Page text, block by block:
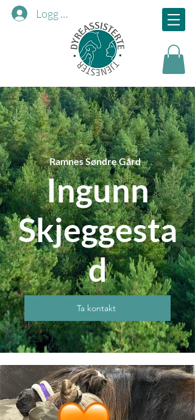
Logg inn
Ramnes Søndre Gård
Ingunn
Skjeggesta
d
Ta kontakt